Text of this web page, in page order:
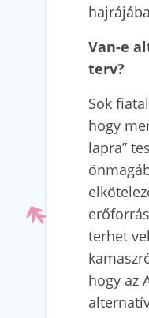
Van-e
terv?
Sok
hogy
lapra”
terhet
hogy az